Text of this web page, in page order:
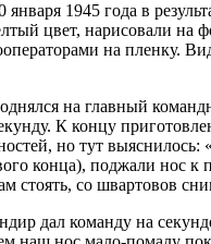
1945 года в
цвет, нарисовали на
на пленку.
на главный
К концу
но тут выяснилось:
конца), поджали нос к
стоять, со швартовов
дал команду на